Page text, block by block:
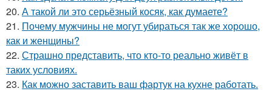
20. А такой ли это серьёзный косяк, как думаете?
21. Почему мужчины не могут убираться так же хорошо,
как и женщины?
22. Страшно представить, что кто-то реально живёт в
таких условиях.
23. Как можно заставить ваш фартук на кухне работать.